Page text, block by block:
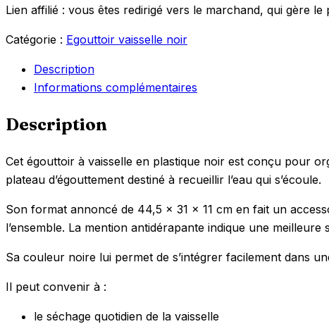
Lien affilié : vous êtes redirigé vers le marchand, qui gère
Catégorie : Egouttoir vaisselle noir
Description
Informations complémentaires
Description
Cet égouttoir à vaisselle en plastique noir est conçu pour
plateau d’égouttement destiné à recueillir l’eau qui s’écoule.
Son format annoncé de 44,5 x 31 x 11 cm en fait un
l’ensemble. La mention antidérapante indique une
Sa couleur noire lui permet de s’intégrer facilement dans
Il peut convenir à :
le séchage quotidien de la vaisselle